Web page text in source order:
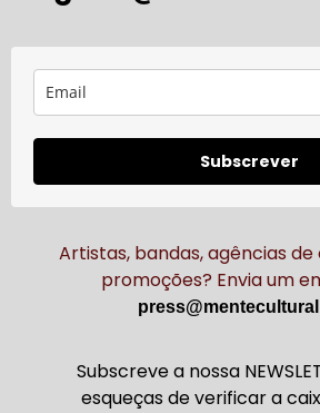
Subscrever
Artistas, bandas, agências
promoções? Envia um
Subscreve a nossa
esqueças de verificar a